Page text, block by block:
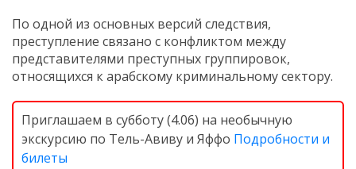
По одной из основных версий следствия,
преступление связано с конфликтом между
представителями преступных группировок,
относящихся к арабскому криминальному сектору.
Приглашаем в субботу (4.06) на необычную
экскурсию по Тель-Авиву и Яффо Подробности и
билеты